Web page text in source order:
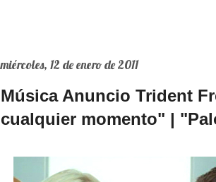
miércoles, 12 de enero de 2011
Música Anuncio Trident
cualquier momento" |